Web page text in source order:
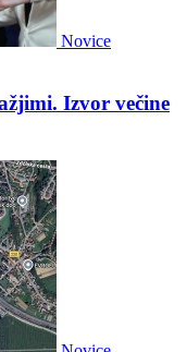
Novice
Izvor večine